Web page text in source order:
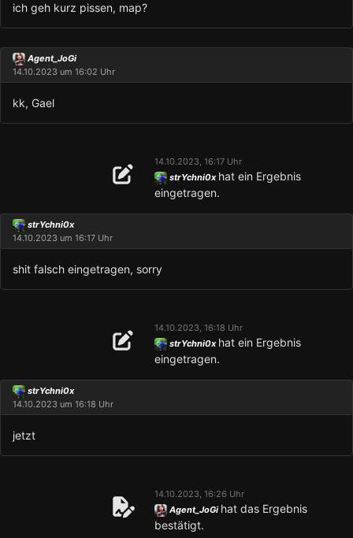
ich geh kurz pissen, map?
Agent_JoGi
14.10.2023 um 16:02 Uhr
kk, Gael
14.10.2023, 16:17 Uhr
strYchni0x hat ein Ergebnis
eingetragen.
strYchni0x
14.10.2023 um 16:17 Uhr
shit falsch eingetragen, sorry
14.10.2023, 16:18 Uhr
strYchni0x hat ein Ergebnis
eingetragen.
strYchni0x
14.10.2023 um 16:18 Uhr
jetzt
14.10.2023, 16:26 Uhr
Agent_JoGi hat das Ergebnis
bestätigt.